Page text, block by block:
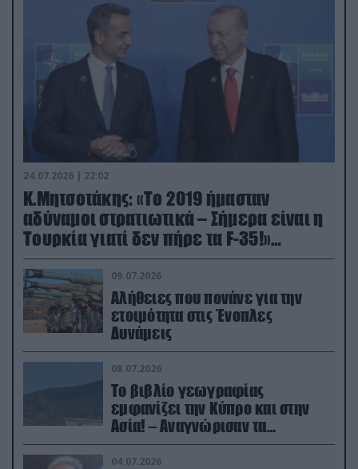
24.07.2026 | 22:02
Κ.Μητσοτάκης: «Το 2019 ήμασταν
αδύναμοι στρατιωτικά – Σήμερα είναι η
Τουρκία γιατί δεν πήρε τα F-35!»
(βίντεο)
09.07.2026
Αλήθειες που πονάνε για την
ετοιμότητα στις Ένοπλες
Δυνάμεις
08.07.2026
Το βιβλίο γεωγραφίας
εμφανίζει την Κύπρο και στην
Ασία! – Αναγνώρισαν τα
κατεχόμενα; (φωτο)
04.07.2026